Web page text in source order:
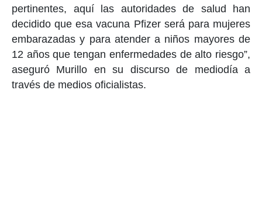
pertinentes, aquí las autoridades de salud han
decidido que esa vacuna Pfizer será para mujeres
embarazadas y para atender a niños mayores de
12 años que tengan enfermedades de alto riesgo”,
aseguró Murillo en su discurso de mediodía a
través de medios oficialistas.